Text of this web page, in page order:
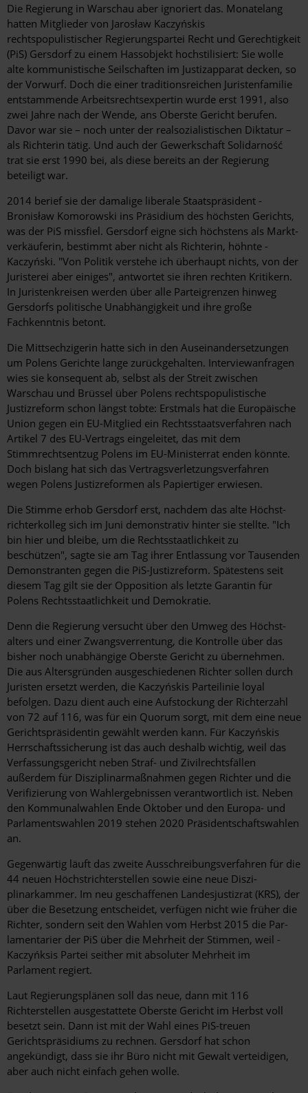
Die Regierung in Warschau aber ignoriert das. Monatelang
hatten Mitglieder von Jarosław Kaczyńskis
rechtspopulistischer Regierungspartei Recht und Gerechtigkeit
(PiS) Gersdorf zu einem Hassobjekt hochstilisiert: Sie wolle
alte kommunistische Seilschaften im Justizapparat decken, so
der Vorwurf. Doch die einer traditionsreichen Juristenfamilie
entstammende Arbeitsrechtsexpertin wurde erst 1991, also
zwei Jahre nach der Wende, ans Oberste Gericht berufen.
Davor war sie – noch unter der ­realsozialistischen Diktatur –
als Richterin tätig. Und auch der Gewerkschaft Solidarność
trat sie erst 1990 bei, als diese bereits an der Regierung
beteiligt war.
2014 berief sie der damalige liberale Staatspräsident ­
Bronisław Komorowski ins Präsidium des höchsten Gerichts,
was der PiS missfiel. Gersdorf eigne sich höchstens als Markt­
verkäuferin, bestimmt aber nicht als Richterin, höhnte ­
Kaczyński. "Von Politik verstehe ich überhaupt nichts, von der
Juristerei aber einiges", antwortet sie ihren rechten Kritikern.
In Juristenkreisen werden über alle Parteigrenzen hinweg
Gersdorfs ­politische ­Unabhängigkeit und ihre große
Fachkenntnis betont.
Die Mittsechzigerin hatte sich in den Auseinandersetzungen
um Polens Gerichte lange zurückgehalten. Interviewanfragen
wies sie konsequent ab, selbst als der Streit zwischen
Warschau und Brüssel über Polens rechtspopulistische
Justizreform schon längst tobte: Erstmals hat die Europäische
Union gegen ein EU-Mitglied ein Rechtsstaatsverfahren nach
Artikel 7 des EU-Vertrags eingeleitet, das mit dem
Stimmrechtsentzug Polens im EU-Ministerrat enden könnte.
Doch bislang hat sich das Vertragsverletzungsverfahren
wegen Polens Justizreformen als Papier­tiger erwiesen.
Die Stimme erhob Gersdorf erst, nachdem das alte Höchst­
richterkolleg sich im Juni demonstrativ hinter sie stellte. "Ich
bin hier und bleibe, um die Rechtsstaatlichkeit zu
beschützen", sagte sie am Tag ihrer Entlassung vor Tausenden
Demonstranten gegen die PiS-Justizreform. Spätestens seit
diesem Tag gilt sie der Opposition als letzte Garantin für
Polens Rechtsstaatlichkeit und Demokratie.
Denn die Regierung versucht über den Umweg des Höchst­
alters und einer Zwangsverrentung, die Kontrolle über das
bisher noch unabhängige Oberste Gericht zu übernehmen.
Die aus Altersgründen ausgeschiedenen Richter sollen durch
Juristen ersetzt werden, die Kaczyńskis Parteilinie loyal
befolgen. Dazu dient auch eine Aufstockung der Richterzahl
von 72 auf 116, was für ein Quorum sorgt, mit dem eine neue
Gerichtspräsidentin gewählt werden kann. Für Kaczyńskis
Herrschaftssicherung ist das auch deshalb wichtig, weil das
Verfassungsgericht neben Straf- und Zivilrechtsfällen
außerdem für Disziplinarmaßnahmen gegen Richter und die
Verifizierung von Wahlergebnissen verantwortlich ist. Neben
den Kommunalwahlen Ende Oktober und den Europa- und
Parlamentswahlen 2019 stehen 2020 Präsidentschaftswahlen
an.
Gegenwärtig läuft das zweite Ausschreibungsverfahren für die
44 neuen Höchstrichterstellen sowie eine neue Diszi­
plinarkammer. Im neu geschaffenen Landesjustizrat (KRS), der
über die Besetzung entscheidet, verfügen nicht wie früher die
Richter, sondern seit den Wahlen vom Herbst 2015 die Par­
lamentarier der PiS über die Mehrheit der Stimmen, weil ­
Kaczyńksis Partei seither mit absoluter Mehrheit im
Parlament regiert.
Laut Regierungsplänen soll das neue, dann mit 116
Richterstellen ausgestattete Oberste Gericht im Herbst voll
besetzt sein. Dann ist mit der Wahl eines PiS-treuen
Gerichtspräsidiums zu rechnen. Gersdorf hat schon
angekündigt, dass sie ihr Büro nicht mit Gewalt verteidigen,
aber auch nicht einfach gehen wolle.